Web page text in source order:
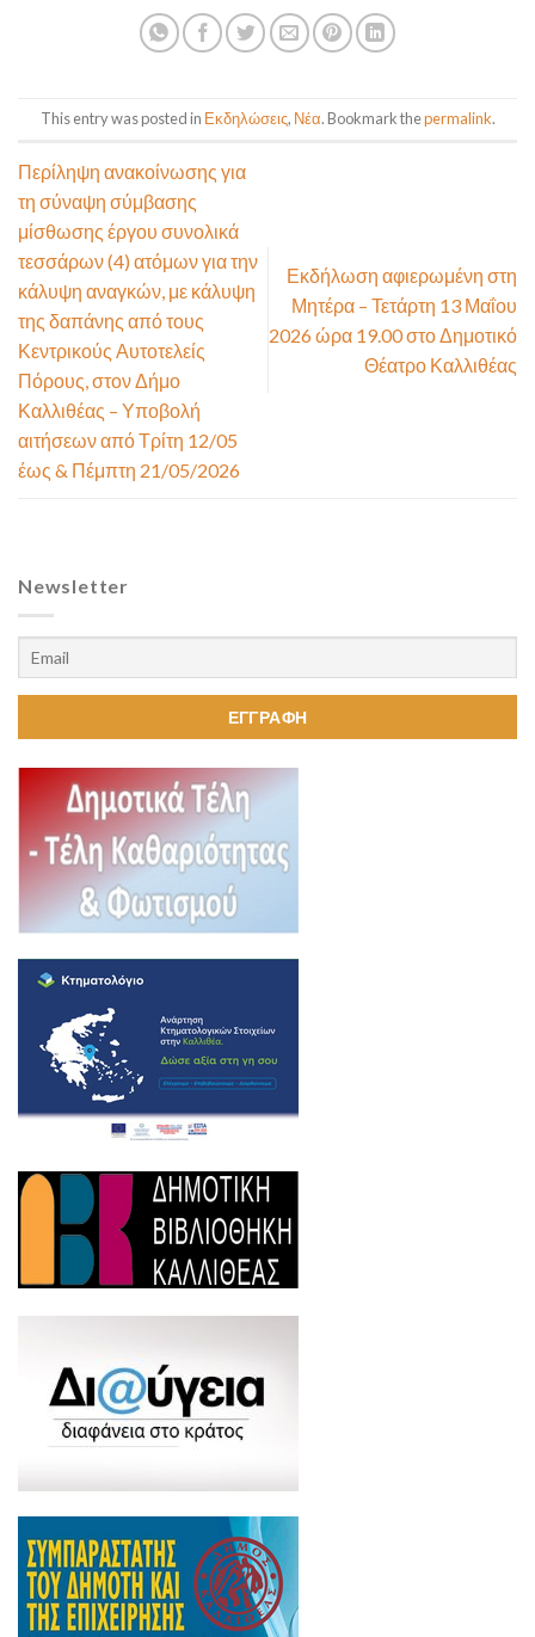
This entry was posted in Εκδηλώσεις, Νέα. Bookmark thepermalink.
Περίληψη ανακοίνωσης για
τη σύναψη σύμβασης
μίσθωσης έργου συνολικά
τεσσάρων (4) ατόμων για την
κάλυψη αναγκών, με κάλυψη
της δαπάνης από τους
Κεντρικούς Αυτοτελείς
Πόρους, στον Δήμο
Καλλιθέας – Υποβολή
αιτήσεων από Τρίτη 12/05
έως & Πέμπτη 21/05/2026
Εκδήλωση αφιερωμένη στη
Μητέρα – Τετάρτη 13 Μαΐου
2026 ώρα 19.00 στο Δημοτικό
Θέατρο Καλλιθέας
Newsletter